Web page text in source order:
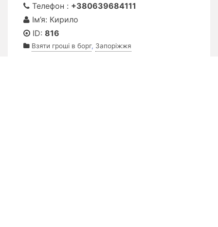
Телефон : +380639684111
Ім’я: Кирило
ID: 816
Взяти гроші в борг, Запоріжжя